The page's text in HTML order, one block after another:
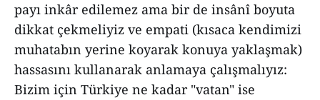
payı inkâr edilemez ama bir de insânî boyuta
dikkat çekmeliyiz ve empati (kısaca kendimizi
muhatabın yerine koyarak konuya yaklaşmak)
hassasını kullanarak anlamaya çalışmalıyız:
Bizim için Türkiye ne kadar "vatan" ise